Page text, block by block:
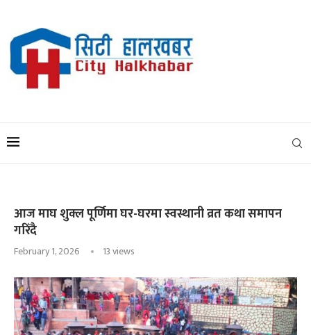
आज माघ शुक्ल पूर्णिमा घर-घरमा स्वस्थानी व्रत कथा समापन
गरिँदै
February 1, 2026 13views